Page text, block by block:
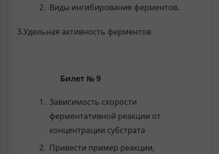
Виды ингибирования ферментов.
3.Удельная активность ферментов
Билет № 9
Зависимость скорости
ферментативной реакции от
концентрации субстрата
Привести пример реакции,